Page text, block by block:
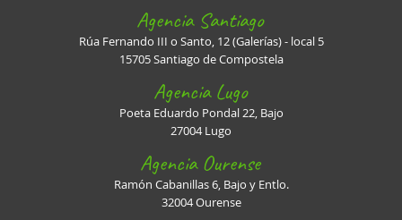
Agencia Santiago
Rúa Fernando III o Santo, 12 (Galerías) - local 5
15705 Santiago de Compostela
Agencia Lugo
Poeta Eduardo Pondal 22, Bajo
27004 Lugo
Agencia Ourense
Ramón Cabanillas 6, Bajo y Entlo.
32004 Ourense